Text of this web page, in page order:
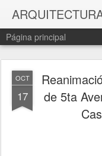
Página principal
OCT
17
de 5ta